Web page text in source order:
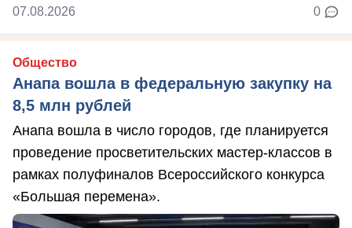
07.08.2026 0
Общество
Анапа вошла в федеральную закупку на
8,5 млн рублей
Анапа вошла в число городов, где планируется
проведение просветительских мастер-классов в
рамках полуфиналов Всероссийского конкурса
«Большая перемена».